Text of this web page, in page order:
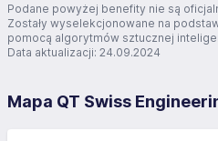
Podane powyżej benefity nie są
Zostały wyselekcjonowane na
pomocą algorytmów sztucznej
Data aktualizacji: 24.09.2024
Mapa QT Swiss